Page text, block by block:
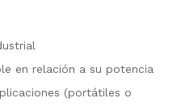
en relación a su potencia
(portátiles o